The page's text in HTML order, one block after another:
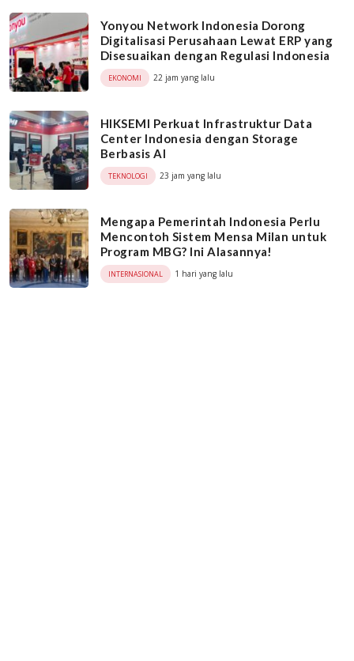
Yonyou Network Indonesia Dorong
Digitalisasi Perusahaan Lewat ERP yang
Disesuaikan dengan Regulasi Indonesia
EKONOMI 22 jam yang lalu
HIKSEMI Perkuat Infrastruktur Data
Center Indonesia dengan Storage
Berbasis AI
TEKNOLOGI 23 jam yang lalu
Mengapa Pemerintah Indonesia Perlu
Mencontoh Sistem Mensa Milan untuk
Program MBG? Ini Alasannya!
INTERNASIONAL 1 hari yang lalu